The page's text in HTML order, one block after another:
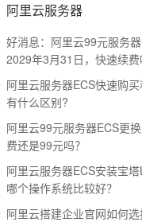
阿里云服务器
好消息：阿里云99元服务
2029年3月31日，快速续费
阿里云服务器ECS快速购
有什么区别?
阿里云99元服务器ECS更
费还是99元吗？
阿里云服务器ECS安装宝
哪个操作系统比较好？
阿里云搭建企业官网如何